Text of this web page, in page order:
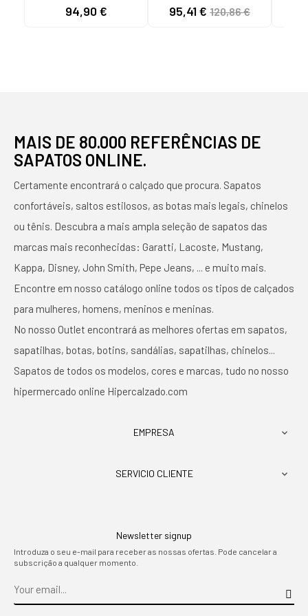
94,90 €
CAMEL MARROM
95,41 € 120,86 €
MAIS DE 80.000 REFERÊNCIAS DE
SAPATOS ONLINE.
Certamente encontrará o calçado que procura. Sapatos
confortáveis, saltos estilosos, as botas mais legais, chinelos
ou tênis. Descubra a mais ampla seleção de sapatos das
marcas mais reconhecidas: Garatti, Lacoste, Mustang,
Kappa, Disney, John Smith, Pepe Jeans, ... e muito mais.
Encontre em nosso catálogo online todos os tipos de calçados
para mulheres, homens, meninos e meninas.
No nosso Outlet encontrará as melhores ofertas em sapatos,
sapatilhas, botas, botins, sandálias, sapatilhas, chinelos...
Sapatos de todos os modelos, cores e marcas, tudo no nosso
hipermercado online Hipercalzado.com
EMPRESA 
SERVICIO CLIENTE 
Newsletter signup
Introduza o seu e-mail para receber as nossas ofertas. Pode cancelar a
subscrição a qualquer momento.